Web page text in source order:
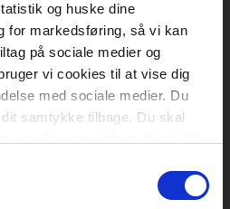
og huske dine
for markedsføring, så vi kan
på sociale medier og
vi cookies til at vise dig
med sociale medier. Du
samtykke tilbage. Du skal